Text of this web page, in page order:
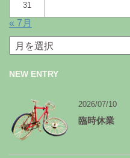
31
« 7月
月
別
ー
ブ
NEW ENTRY
2026/07/10
臨時休業